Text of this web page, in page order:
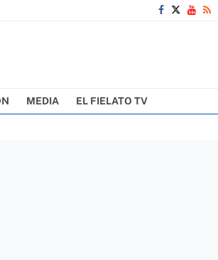
MEDIA EL FIELATO TV